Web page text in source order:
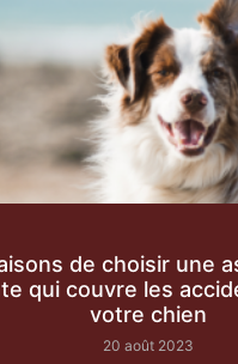
de choisir une
qui couvre les
votre chien
20 août 2023